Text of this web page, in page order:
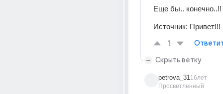
Еще бы.. конечно..!!
Источник: Привет!!!
1
Скрыть ветку
petrova_31
Просветленный
16лет